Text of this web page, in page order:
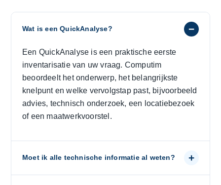
Wat is een QuickAnalyse? −
Een QuickAnalyse is een praktische eerste
inventarisatie van uw vraag. Computim
beoordeelt het onderwerp, het belangrijkste
knelpunt en welke vervolgstap past, bijvoorbeeld
advies, technisch onderzoek, een locatiebezoek
of een maatwerkvoorstel.
Moet ik alle technische informatie al weten? +